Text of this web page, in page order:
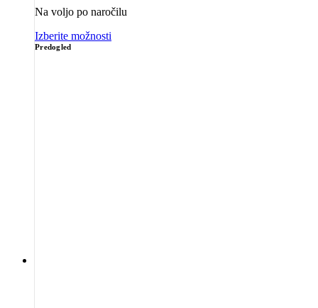
Na voljo po naročilu
Izberite možnosti
Predogled